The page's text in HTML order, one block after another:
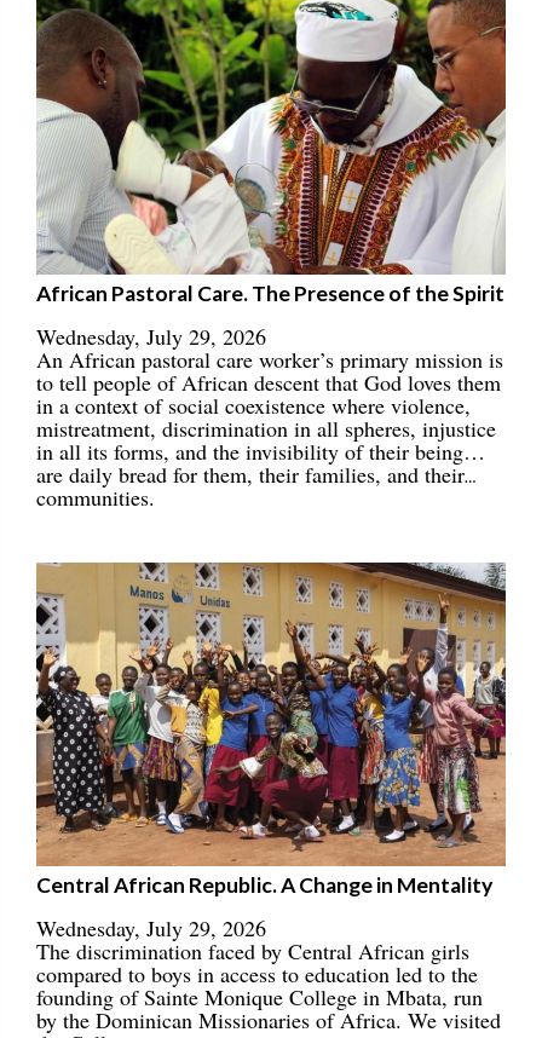
African Pastoral Care. The Presence of the Spirit
Wednesday, July 29, 2026
An African pastoral care worker’s primary mission is
to tell people of African descent that God loves them
in a context of social coexistence where violence,
mistreatment, discrimination in all spheres, injustice
in all its forms, and the invisibility of their being…
are daily bread for them, their families, and their
communities.
Central African Republic. A Change in Mentality
Wednesday, July 29, 2026
The discrimination faced by Central African girls
compared to boys in access to education led to the
founding of Sainte Monique College in Mbata, run
by the Dominican Missionaries of Africa. We visited